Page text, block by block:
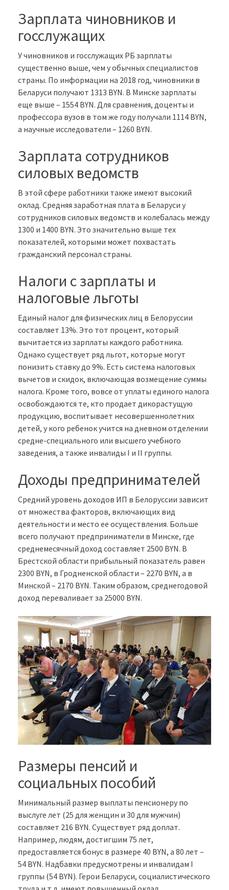
Зарплата чиновников и
госслужащих
У чиновников и госслужащих РБ зарплаты
существенно выше, чем у обычных специалистов
страны. По информации на 2018 год, чиновники в
Беларуси получают 1313 BYN. В Минске зарплаты
еще выше – 1554 BYN. Для сравнения, доценты и
профессора вузов в том же году получали 1114 BYN,
а научные исследователи – 1260 BYN.
Зарплата сотрудников
силовых ведомств
В этой сфере работники также имеют высокий
оклад. Средняя заработная плата в Беларуси у
сотрудников силовых ведомств и колебалась между
1300 и 1400 BYN. Это значительно выше тех
показателей, которыми может похвастать
гражданский персонал страны.
Налоги с зарплаты и
налоговые льготы
Единый налог для физических лиц в Белоруссии
составляет 13%. Это тот процент, который
вычитается из зарплаты каждого работника.
Однако существует ряд льгот, которые могут
понизить ставку до 9%. Есть система налоговых
вычетов и скидок, включающая возмещение суммы
налога. Кроме того, вовсе от уплаты единого налога
освобождаются те, кто продает дикорастущую
продукцию, воспитывает несовершеннолетних
детей, у кого ребенок учится на дневном отделении
средне-специального или высшего учебного
заведения, а также инвалиды I и II группы.
Доходы предпринимателей
Средний уровень доходов ИП в Белоруссии зависит
от множества факторов, включающих вид
деятельности и место ее осуществления. Больше
всего получают предприниматели в Минске, где
среднемесячный доход составляет 2500 BYN. В
Брестской области прибыльный показатель равен
2300 BYN, в Гродненской области – 2270 BYN, а в
Минской – 2170 BYN. Таким образом, среднегодовой
доход переваливает за 25000 BYN.
Размеры пенсий и
социальных пособий
Минимальный размер выплаты пенсионеру по
выслуге лет (25 для женщин и 30 для мужчин)
составляет 216 BYN. Существует ряд доплат.
Например, людям, достигшим 75 лет,
предоставляется бонус в размере 40 BYN, а 80 лет –
54 BYN. Надбавки предусмотрены и инвалидам I
группы (54 BYN). Герои Беларуси, социалистического